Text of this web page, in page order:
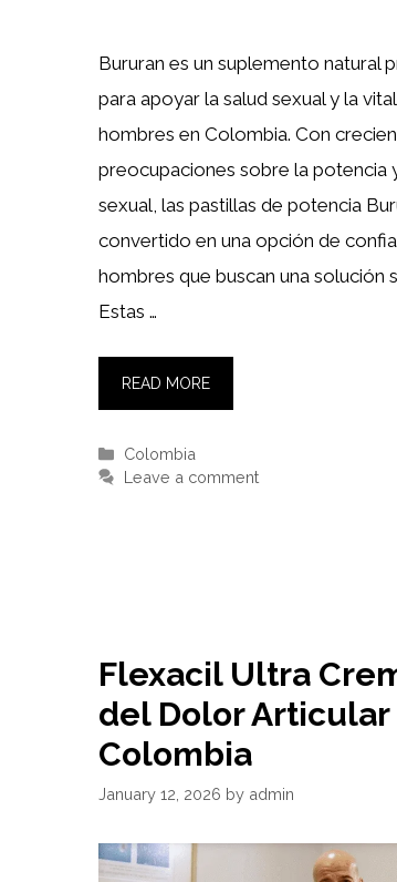
Bururan es un suplemento natural
para apoyar la salud sexual y la
hombres en Colombia. Con
preocupaciones sobre la potencia
sexual, las pastillas de potencia
convertido en una opción de
hombres que buscan una solución
Estas …
READ MORE
Categories
Colombia
Leave a comment
Flexacil Ultra
del Dolor Articular
Colombia
January 12, 2026 by admin